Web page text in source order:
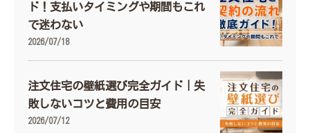
ド！支払いタイミングや期間もこれ
で迷わない
2026/07/18
注文住宅の壁紙選び完全ガイド｜失
敗しないコツと費用の目安
2026/07/12